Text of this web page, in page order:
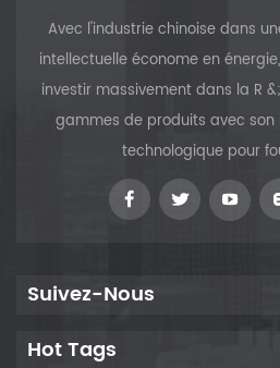
traitement des matériaux, la
spectroscopie, l'inspection des
lumineux, les diagnostics
médicaux, l'impression laser
et le stockage de données,
etc. a été montré que Nd :
Avec l'industrie chinoise dans
intellectuelle économe en
investir massivement dans la R
gammes de produits avec
technologique pour
Suivez-Nous
Hot Tags